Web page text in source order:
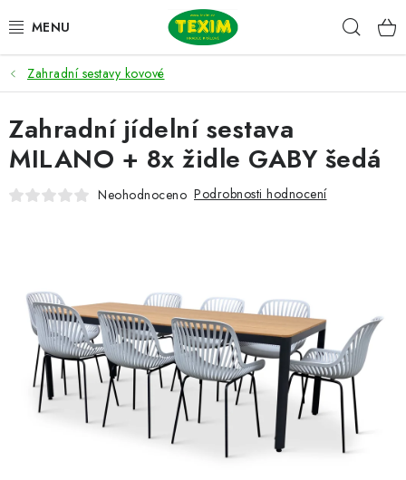
na
ZAHRADNÍ SESTAVY
ŽIDLE
STOLY
POLSTRY
DOPLŇKY
PERGOLY
Zahradní sestavy kovové
Zahradní jídelní sestava
MILANO + 8x židle GABY šedá
Neohodnoceno Podrobnosti hodnocení